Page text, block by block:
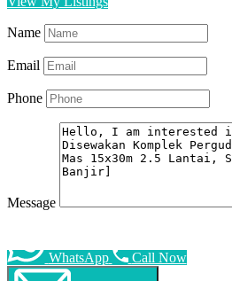
Name
Email
Phone
Message
WhatsApp Call Now